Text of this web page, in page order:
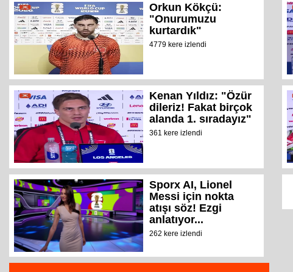
Orkun Kökçü:
"Onurumuzu
kurtardık"
4779 kere izlendi
Kenan Yıldız: "Özür
dileriz! Fakat birçok
alanda 1. sıradayız"
361 kere izlendi
Sporx AI, Lionel
Messi için nokta
atışı söz! Ezgi
anlatıyor...
262 kere izlendi